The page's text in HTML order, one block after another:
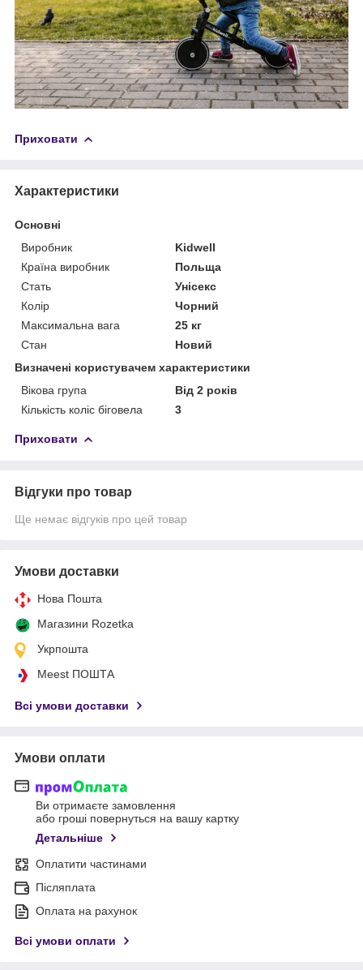
Приховати
Характеристики
Основні
Виробник
Kidwell
Країна виробник
Польща
Стать
Унісекс
Колір
Чорний
Максимальна вага
25 кг
Стан
Новий
Визначені користувачем характеристики
Вікова група
Від 2 років
Кількість коліс біговела
3
Приховати
Відгуки про товар
Ще немає відгуків про цей товар
Умови доставки
Нова Пошта
Магазини Rozetka
Укрпошта
Meest ПОШТА
Всі умови доставки
Умови оплати
Ви отримаєте замовлення
або гроші повернуться на вашу картку
Детальніше
Оплатити частинами
Післяплата
Оплата на рахунок
Всі умови оплати